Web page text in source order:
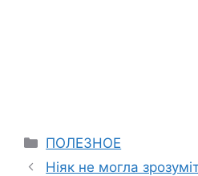
Categories
ПОЛЕЗНОЕ
Ніяк не могла